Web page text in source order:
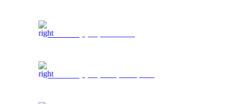
SLUČAJ 2
SLUČAJ 3